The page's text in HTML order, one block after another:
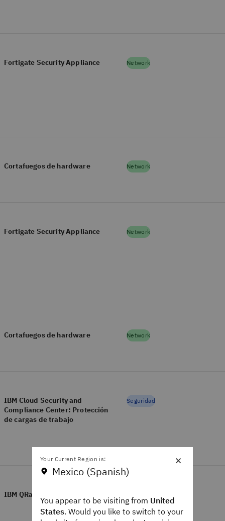
Fortigate Security Appliance Network
Cortafuegos de hardware Network
Fortigate Security Appliance Network
Cortafuegos de hardware Network
IBM Cloud Security and
Compliance Center: Protección
de cargas de trabajo
Seguridad
IBM QRadar Suite
×
Your Current Region is:
Mexico (Spanish)
You appear to be visiting from United
States. Would you like to switch to your